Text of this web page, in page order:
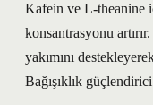
Kafein ve L-theanine
konsantrasyonu
yakımını
Bağışıklık